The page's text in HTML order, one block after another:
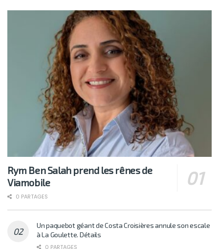
Rym Ben Salah prend les rênes de
Viamobile
0 PARTAGES
Un paquebot géant de Costa Croisières annule son escale
à La Goulette. Détails
0 PARTAGES